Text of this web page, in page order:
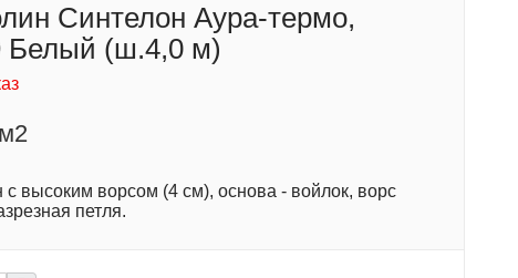
Синтелон Аура-термо,
Белый (ш.4,0 м)
с высоким ворсом (4 см), основа - войлок, ворс
петля.